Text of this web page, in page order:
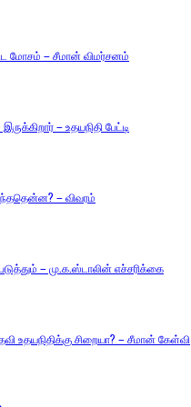
மோசம் – சீமான் விமர்சனம்
– உதயநிதி பேட்டி
– விவரம்
– மு.க.ஸ்டாலின் எச்சரிக்கை
உதயநிதிக்கு சிறையா? – சீமான் கேள்வி